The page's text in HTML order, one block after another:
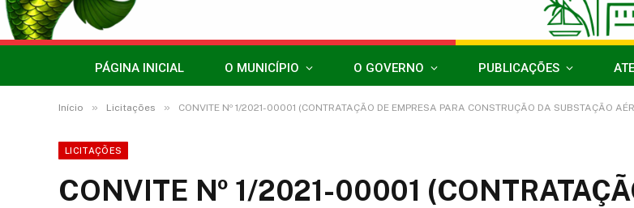
PÁGINA INICIAL O MUNICÍPIO O GOVERNO PUBLICAÇÕES
Início » Licitações » CONVITE Nº 1/2021-00001 (CONTRATAÇÃO DE EMPRESA PARA CONSTRUÇÃO DA SUBSTAÇÃO
LICITAÇÕES
CONVITE Nº 1/2021-00001